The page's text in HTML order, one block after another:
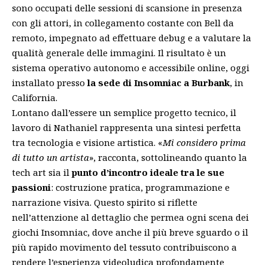
sono occupati delle sessioni di scansione in presenza
con gli attori, in collegamento costante con Bell da
remoto, impegnato ad effettuare debug e a valutare la
qualità generale delle immagini. Il risultato è un
sistema operativo autonomo e accessibile online, oggi
installato pressola sede di Insomniac a Burbank, in
California.
Lontano dall’essere un semplice progetto tecnico, il
lavoro di Nathaniel rappresenta una sintesi perfetta
tra tecnologia e visione artistica. «Mi considero prima
di tutto un artista», racconta, sottolineando quanto la
tech art sia ilpunto d’incontro ideale tra le sue
passioni: costruzione pratica, programmazione e
narrazione visiva. Questo spirito si riflette
nell’attenzione al dettaglio che permea ogni scena dei
giochi Insomniac, dove anche il più breve sguardo o il
più rapido movimento del tessuto contribuiscono a
rendere l’esperienza videoludica profondamente